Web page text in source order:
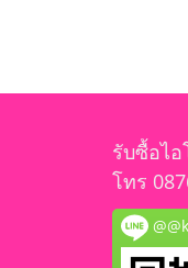
รับซื้อไ
โทร